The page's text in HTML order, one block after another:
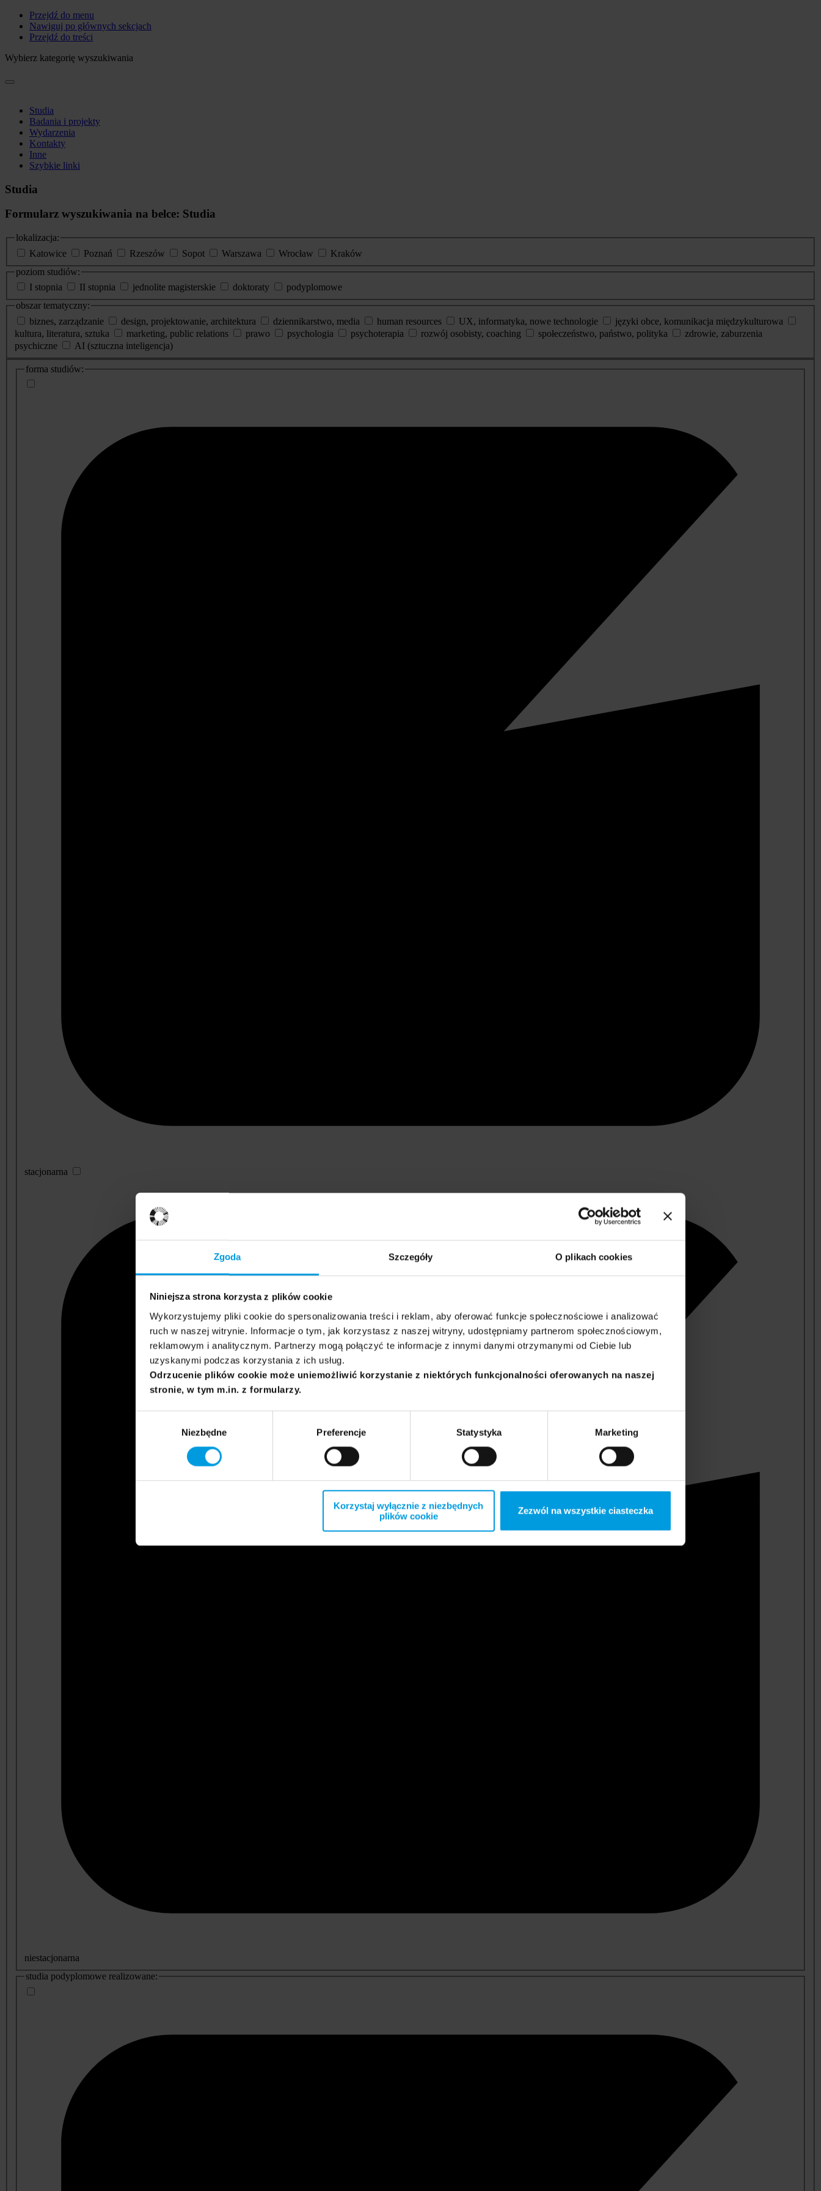
Zgoda Szczegóły O plikach cookies
Niniejsza strona korzysta z plików cookie
Wykorzystujemy pliki cookie do spersonalizowania treści i reklam, aby oferować funkcje społecznościowe i analizować
ruch w naszej witrynie. Informacje o tym, jak korzystasz z naszej witryny, udostępniamy partnerom społecznościowym,
reklamowym i analitycznym. Partnerzy mogą połączyć te informacje z innymi danymi otrzymanymi od Ciebie lub
uzyskanymi podczas korzystania z ich usług.
Odrzucenie plików cookie może uniemożliwić korzystanie z niektórych funkcjonalności oferowanych na naszej
stronie, w tym m.in. z formularzy.
Niezbędne Preferencje Statystyka Marketing
Korzystaj wyłącznie z niezbędnych
plików cookie
Zezwól na wszystkie ciasteczka
Przejdź do menu
Nawiguj po głównych sekcjach
Przejdź do treści
Wybierz kategorię wyszukiwania
Studia
Badania i projekty
Wydarzenia
Kontakty
Inne
Szybkie linki
Studia
Formularz wyszukiwania na belce: Studia
lokalizacja:
Katowice
Poznań Rzeszów Sopot Warszawa Wrocław
Kraków
poziom studiów:
I stopnia
II stopnia jednolite magisterskie doktoraty
podyplomowe
obszar tematyczny:
biznes, zarządzanie
design, projektowanie, architektura dziennikarstwo, media human resources UX, informatyka, nowe technologie
języki obce, komunikacja międzykulturowa
kultura, literatura, sztuka
marketing, public relations prawo psychologia psychoterapia rozwój osobisty, coaching społeczeństwo, państwo, polityka
zdrowie, zaburzenia
psychiczne
AI (sztuczna inteligencja)
dodatkowe
informacje
forma studiów:
stacjonarna
niestacjonarna
studia podyplomowe realizowane: